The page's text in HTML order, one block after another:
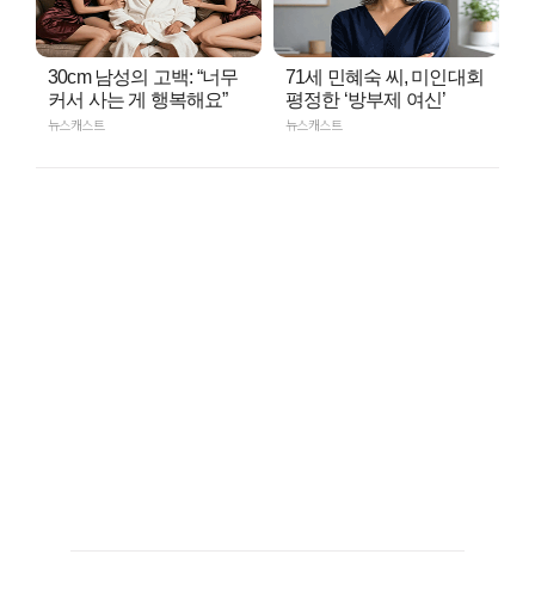
30cm 남성의 고백: “너무
커서 사는 게 행복해요”
뉴스캐스트
71세 민혜숙 씨, 미인대회
평정한 ‘방부제 여신’
뉴스캐스트